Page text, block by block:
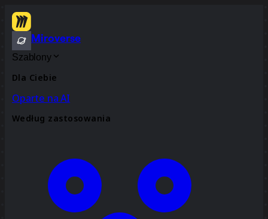
Miroverse
Szablony
Dla Ciebie
Oparte na AI
Według zastosowania